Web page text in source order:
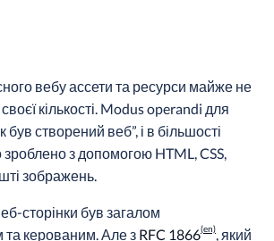
вебу ассети та ресурси майже не
кількості. Modus operandi для
був створений веб”, і в більшості
зроблено з допомогою HTML, CSS,
зображень.
сторінки був загалом
керованим. Але з RFC 1866 , який